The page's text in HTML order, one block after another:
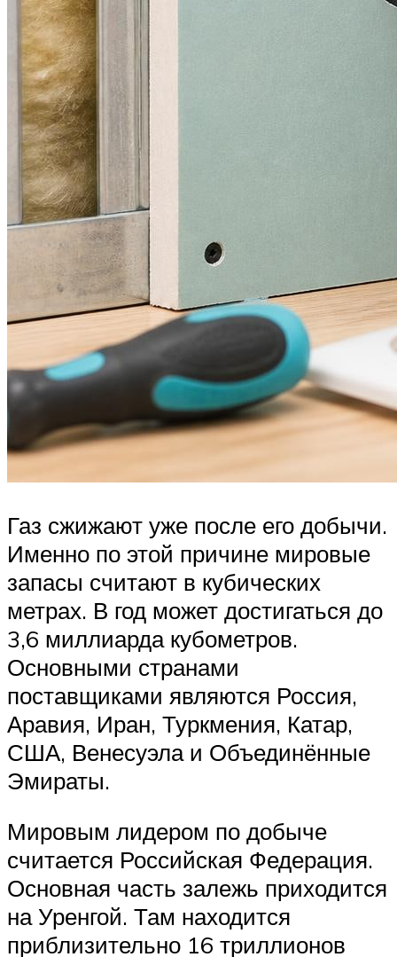
Газ сжижают уже после его добычи.
Именно по этой причине мировые
запасы считают в кубических
метрах. В год может достигаться до
3,6 миллиарда кубометров.
Основными странами
поставщиками являются Россия,
Аравия, Иран, Туркмения, Катар,
США, Венесуэла и Объединённые
Эмираты.
Мировым лидером по добыче
считается Российская Федерация.
Основная часть залежь приходится
на Уренгой. Там находится
приблизительно 16 триллионов